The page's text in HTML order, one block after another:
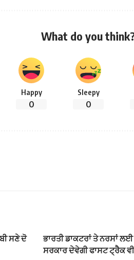
What do you
Happy
0
Sleepy
0
ਸਣੇ ਦੋ
ਭਾਰਤੀ ਡਾਕਟਰਾਂ ਤੇ ਨਰਸਾਂ
ਸਰਕਾਰ ਦੇਵੇਗੀ ਫਾਸਟ ਟ੍ਰੈਕ